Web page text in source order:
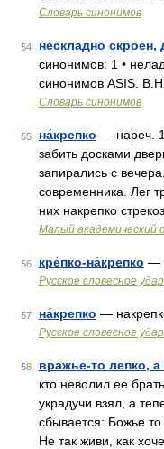
Словарь синонимов
54 нескладно скроен,
синонимов: 1 •
синонимов ASIS.
Словарь синонимов
55 на́крепко — нареч.
забить досками
запирались с
современника. Лег
них накрепко
Малый академический
56 кре́пко-на́крепко —
Русское словесное
57 на́крепко —
Русское словесное
58 вражье-то лепко,
кто неволил ее
украдучи взял, а
сбывается: Божье то
Не так живи, как